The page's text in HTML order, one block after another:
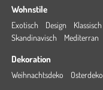
Wohnstile
Exotisch Design Klassisch
Skandinavisch
Mediterran
Dekoration
Weihnachtsdeko Osterdeko